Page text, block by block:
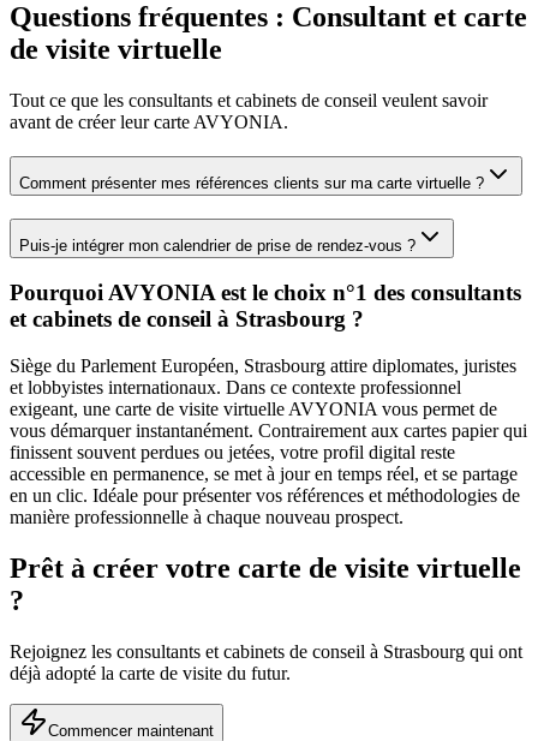
Questions fréquentes : Consultant et carte
de visite virtuelle
Tout ce que les consultants et cabinets de conseil veulent savoir
avant de créer leur carte AVYONIA.
Comment présenter mes références clients sur ma carte virtuelle ?
Puis-je intégrer mon calendrier de prise de rendez-vous ?
Pourquoi AVYONIA est le choix n°1 des consultants
et cabinets de conseil à Strasbourg ?
Siège du Parlement Européen, Strasbourg attire diplomates, juristes
et lobbyistes internationaux. Dans ce contexte professionnel
exigeant, une carte de visite virtuelle AVYONIA vous permet de
vous démarquer instantanément. Contrairement aux cartes papier qui
finissent souvent perdues ou jetées, votre profil digital reste
accessible en permanence, se met à jour en temps réel, et se partage
en un clic. Idéale pour présenter vos références et méthodologies de
manière professionnelle à chaque nouveau prospect.
Prêt à créer votre carte de visite virtuelle
?
Rejoignez les consultants et cabinets de conseil à Strasbourg qui ont
déjà adopté la carte de visite du futur.
Commencer maintenant